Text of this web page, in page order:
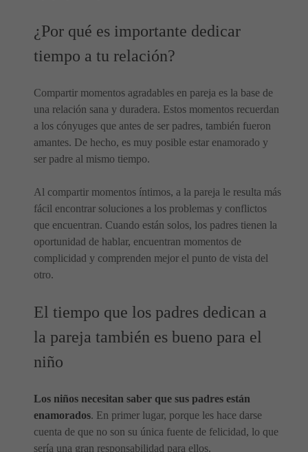
¿Por qué es importante dedicar
tiempo a tu relación?
Compartir momentos agradables en pareja es la base de
una relación sana y duradera. Estos momentos recuerdan
a los cónyuges que antes de ser padres, también fueron
amantes. De hecho, es muy posible estar enamorado y
ser padre al mismo tiempo.
Al compartir momentos íntimos, a la pareja le resulta más
fácil encontrar soluciones a los problemas y conflictos
que encuentran. Cuando están solos, los padres tienen la
oportunidad de hablar, encuentran momentos de
complicidad y comprenden mejor el punto de vista del
otro.
El tiempo que los padres dedican a
la pareja también es bueno para el
niño
Los niños necesitan saber que sus padres están
enamorados. En primer lugar, porque les hace darse
cuenta de que no son su única fuente de felicidad, lo que
sería una gran responsabilidad para ellos.